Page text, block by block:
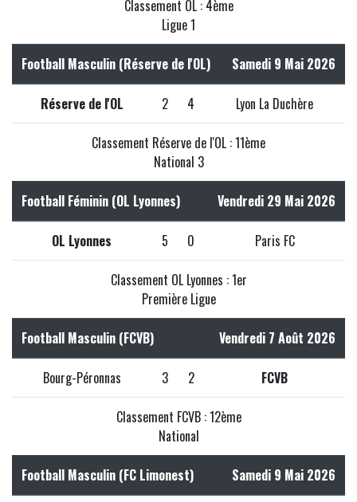
Classement OL : 4ème
Ligue 1
Football Masculin (Réserve de l'OL) Samedi 9 Mai 2026
Réserve de l'OL 2 4 Lyon La Duchère
Classement Réserve de l'OL : 11ème
National 3
Football Féminin (OL Lyonnes) Vendredi 29 Mai 2026
OL Lyonnes 5 0 Paris FC
Classement OL Lyonnes : 1er
Première Ligue
Football Masculin (FCVB) Vendredi 7 Août 2026
Bourg-Péronnas 3 2 FCVB
Classement FCVB : 12ème
National
Football Masculin (FC Limonest) Samedi 9 Mai 2026